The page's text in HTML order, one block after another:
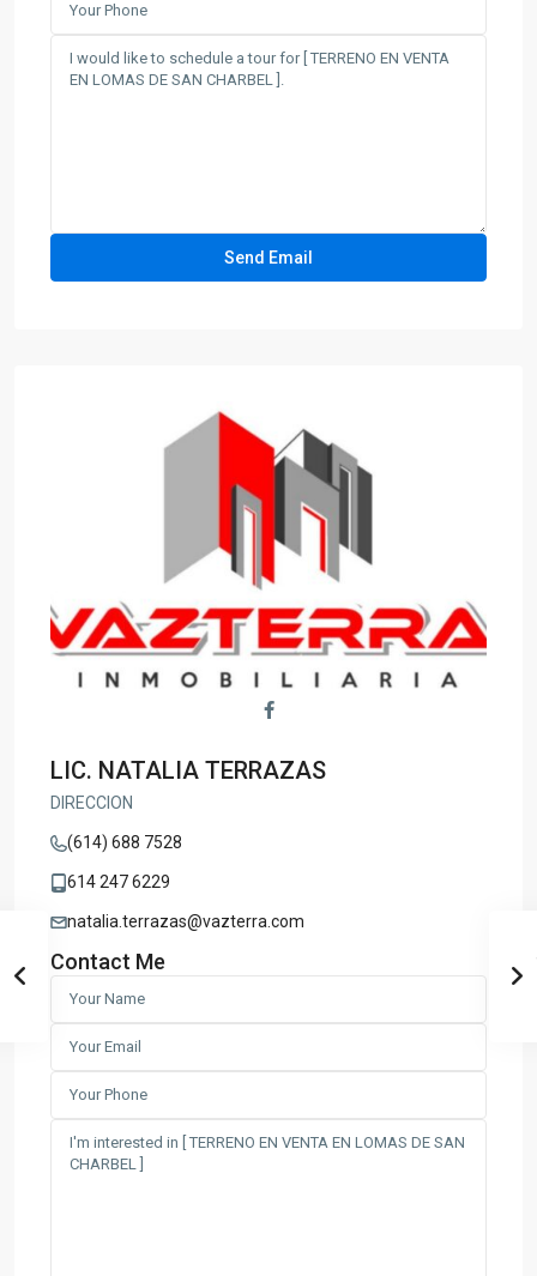
LIC. NATALIA TERRAZAS
DIRECCION
(614) 688 7528
614 247 6229
natalia.terrazas@vazterra.com
Contact Me